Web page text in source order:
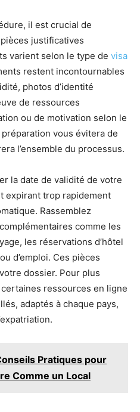
il est crucial de
justificatives
varient selon le type de visa
restent incontournables
photos d’identité
de ressources
ou de motivation selon le
vous évitera de
l’ensemble du processus.
la date de validité de votre
expirant trop rapidement
Rassemblez
comme les
les réservations d’hôtel
d’emploi. Ces pièces
dossier. Pour plus
ressources en ligne
adaptés à chaque pays,
Pratiques pour
Comme un Local